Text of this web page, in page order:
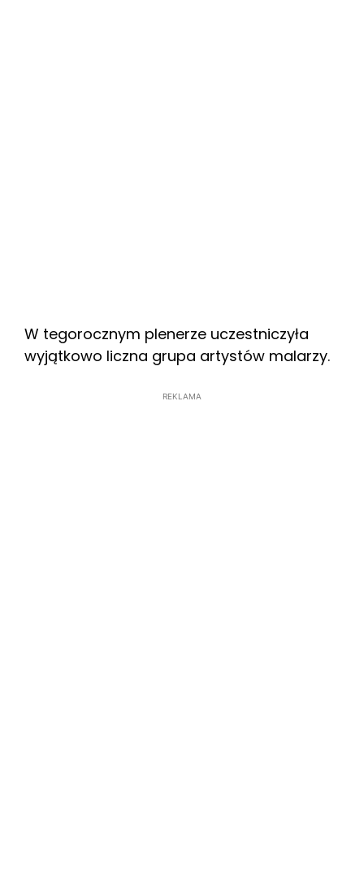
W tegorocznym plenerze uczestniczyła
wyjątkowo liczna grupa artystów malarzy.
REKLAMA